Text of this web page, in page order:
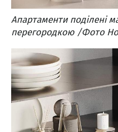
Апартаменти поділені
перегородкою /Фото